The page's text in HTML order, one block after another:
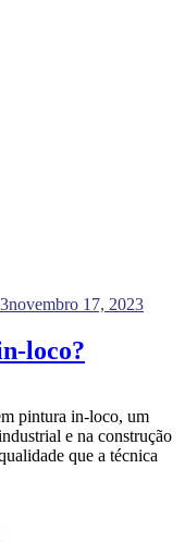
novembro 17, 2023
loco?
pintura in-loco, um
e na construção
que a técnica